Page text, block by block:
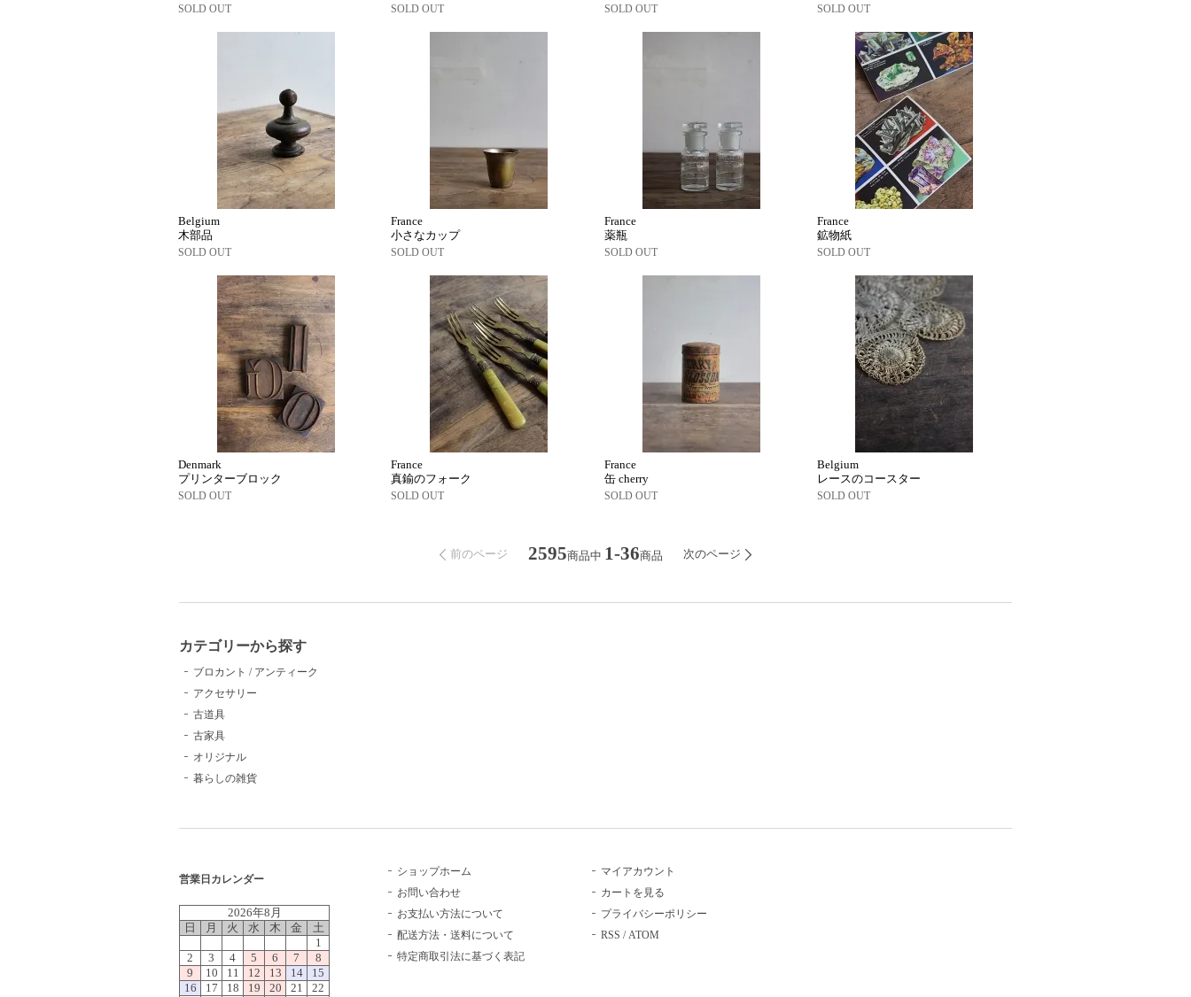
SOLD OUT SOLD OUT SOLD OUT SOLD OUT
Belgium
木部品
SOLD OUT
France
小さなカップ
SOLD OUT
France
薬瓶
SOLD OUT
France
鉱物紙
SOLD OUT
Denmark
プリンターブロック
SOLD OUT
France
真鍮のフォーク
SOLD OUT
France
缶 cherry
SOLD OUT
Belgium
レースのコースター
SOLD OUT
前のページ 2595商品中 1-36商品 次のページ
カテゴリーから探す
ブロカント / アンティーク
アクセサリー
古道具
古家具
オリジナル
暮らしの雑貨
営業日カレンダー
2026年8月
日
月 火 水 木 金
土
1
2
3 4 5 6 7
8
9
10 11 12 13 14
15
16
17 18 19 20 21
22
ショップホーム
お問い合わせ
お支払い方法について
配送方法・送料について
特定商取引法に基づく表記
マイアカウント
カートを見る
プライバシーポリシー
RSS /ATOM